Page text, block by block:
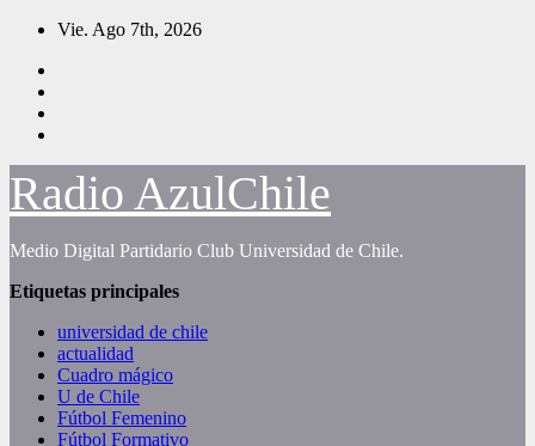
Saltar
contenido
Vie. Ago 7th, 2026
Radio AzulChile
Medio Digital Partidario Club Universidad de Chile.
Etiquetas principales
universidad de chile
actualidad
Cuadro mágico
U de Chile
Fútbol Femenino
Fútbol Formativo